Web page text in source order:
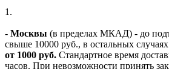
1.
- Москвы (в пределах МКАД) - до
свыше 10000 руб., в остальных
от 1000 руб. Стандартное время
часов. При невозможности принять